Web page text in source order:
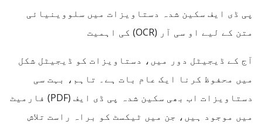
پی ڈی ایف سکین شدہ دستاویزات میں سلووینیائی
متن کے لیے او سی آر (OCR) کی اہمیت
آج کے ڈیجیٹل دور میں، دستاویزات کو ڈیجیٹل شکل
میں محفوظ کرنا ایک عام بات ہے۔ تاہم، بہت سی
دستاویزات اب بھی سکین شدہ پی ڈی ایف (PDF) فارمیٹ
میں موجود ہیں، جن میں ٹیکسٹ کو براہ راست تلاش